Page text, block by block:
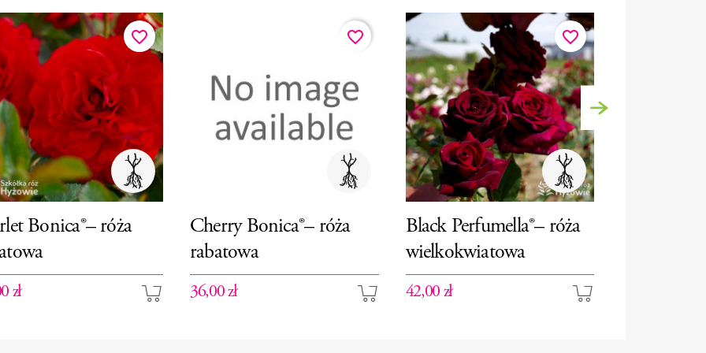
favorite_border
Bonica®– róża
zł
favorite_border
Cherry Bonica®– róża
rabatowa
36,00 zł
favorite_border
Black Perfumella®– róża
wielkokwiatowa
42,00 zł
Następny